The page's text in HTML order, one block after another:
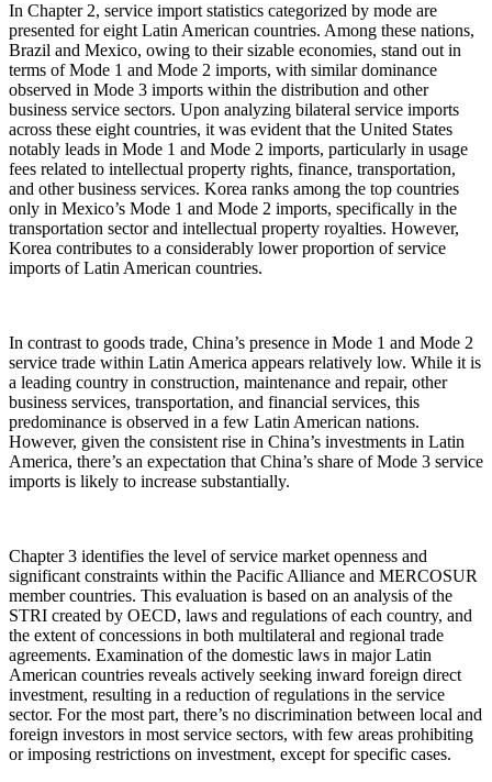
In Chapter 2, service import statistics categorized by mode are
presented for eight Latin American countries. Among these nations,
Brazil and Mexico, owing to their sizable economies, stand out in
terms of Mode 1 and Mode 2 imports, with similar dominance
observed in Mode 3 imports within the distribution and other
business service sectors. Upon analyzing bilateral service imports
across these eight countries, it was evident that the United States
notably leads in Mode 1 and Mode 2 imports, particularly in usage
fees related to intellectual property rights, finance, transportation,
and other business services. Korea ranks among the top countries
only in Mexico’s Mode 1 and Mode 2 imports, specifically in the
transportation sector and intellectual property royalties. However,
Korea contributes to a considerably lower proportion of service
imports of Latin American countries.
In contrast to goods trade, China’s presence in Mode 1 and Mode 2
service trade within Latin America appears relatively low. While it is
a leading country in construction, maintenance and repair, other
business services, transportation, and financial services, this
predominance is observed in a few Latin American nations.
However, given the consistent rise in China’s investments in Latin
America, there’s an expectation that China’s share of Mode 3 service
imports is likely to increase substantially.
Chapter 3 identifies the level of service market openness and
significant constraints within the Pacific Alliance and MERCOSUR
member countries. This evaluation is based on an analysis of the
STRI created by OECD, laws and regulations of each country, and
the extent of concessions in both multilateral and regional trade
agreements. Examination of the domestic laws in major Latin
American countries reveals actively seeking inward foreign direct
investment, resulting in a reduction of regulations in the service
sector. For the most part, there’s no discrimination between local and
foreign investors in most service sectors, with few areas prohibiting
or imposing restrictions on investment, except for specific cases.